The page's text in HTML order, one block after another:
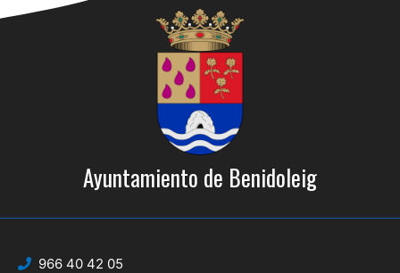
Ayuntamiento de Benidoleig
966 40 42 05